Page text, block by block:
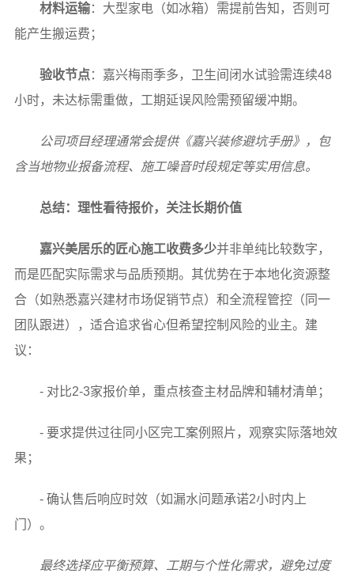
材料运输：大型家电（如冰箱）需提前告知，否则可
能产生搬运费；
验收节点：嘉兴梅雨季多，卫生间闭水试验需连续48
小时，未达标需重做，工期延误风险需预留缓冲期。
公司项目经理通常会提供《嘉兴装修避坑手册》，包
含当地物业报备流程、施工噪音时段规定等实用信息。
总结：理性看待报价，关注长期价值
嘉兴美居乐的匠心施工收费多少并非单纯比较数字，
而是匹配实际需求与品质预期。其优势在于本地化资源整
合（如熟悉嘉兴建材市场促销节点）和全流程管控（同一
团队跟进），适合追求省心但希望控制风险的业主。建
议：
- 对比2-3家报价单，重点核查主材品牌和辅材清单；
- 要求提供过往同小区完工案例照片，观察实际落地效
果；
- 确认售后响应时效（如漏水问题承诺2小时内上
门）。
最终选择应平衡预算、工期与个性化需求，避免过度